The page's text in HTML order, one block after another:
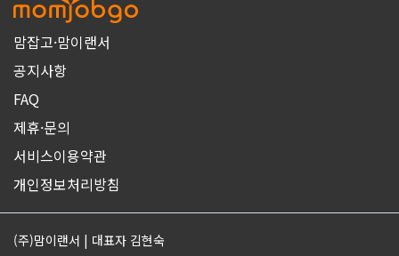
맘잡고·맘이랜서
공지사항
FAQ
제휴·문의
서비스이용약관
개인정보처리방침
(주)맘이랜서 | 대표자 김현숙